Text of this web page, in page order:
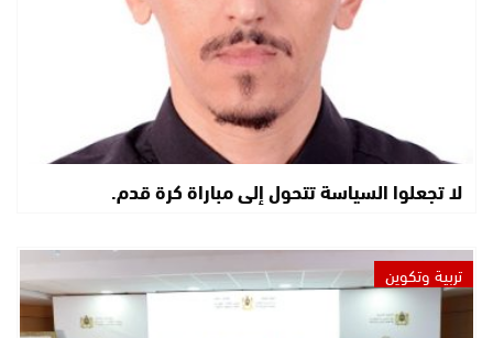
لا تجعلوا السياسة تتحول إلى مباراة كرة قدم.
تربية وتكوين